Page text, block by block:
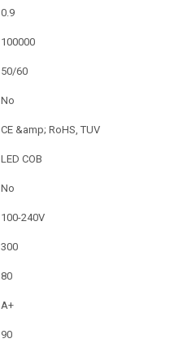
0.9
100000
50/60
No
CE &amp; RoHS, TUV
LED COB
No
100-240V
300
80
A+
90